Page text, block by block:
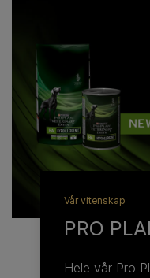
Vår vitenskap
PRO
Hele vår Pro